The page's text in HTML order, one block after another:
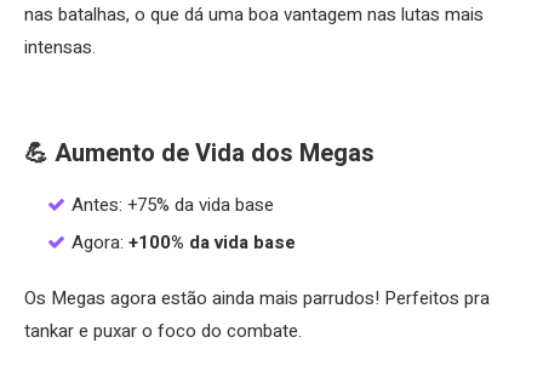
nas batalhas, o que dá uma boa vantagem nas lutas mais
intensas.
💪 Aumento de Vida dos Megas
Antes: +75% da vida base
Agora: +100% da vida base
Os Megas agora estão ainda mais parrudos! Perfeitos pra
tankar e puxar o foco do combate.